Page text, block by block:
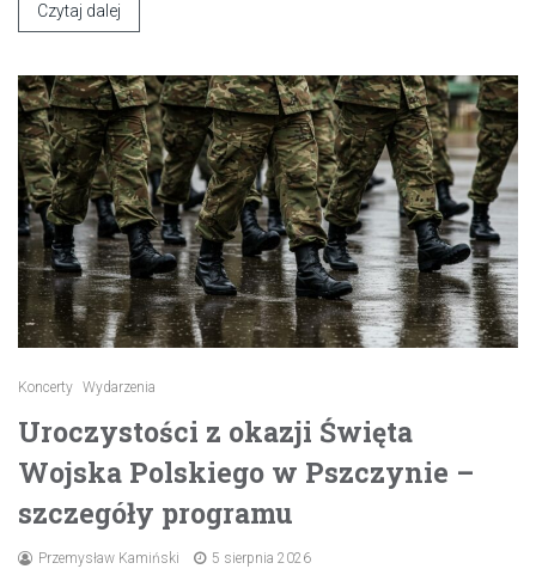
Czytaj dalej
Koncerty Wydarzenia
Uroczystości z okazji Święta
Wojska Polskiego w Pszczynie –
szczegóły programu
Przemysław Kamiński 5 sierpnia 2026